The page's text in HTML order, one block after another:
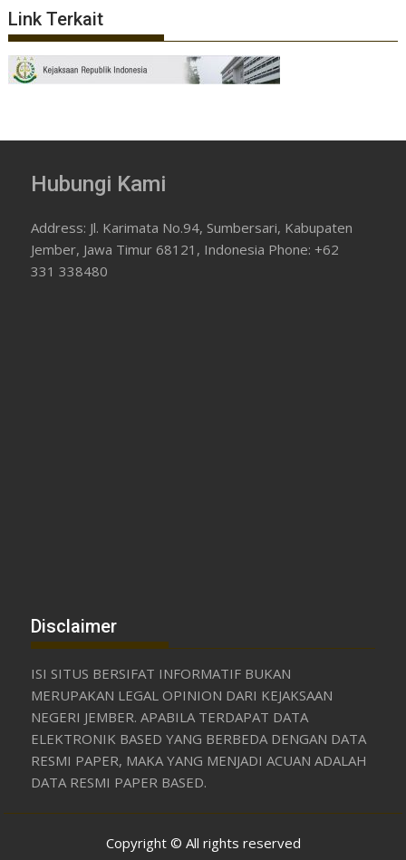
Link Terkait
Hubungi Kami
Address: Jl. Karimata No.94, Sumbersari, Kabupaten
Jember, Jawa Timur 68121, Indonesia Phone: +62
331 338480
Disclaimer
ISI SITUS BERSIFAT INFORMATIF BUKAN
MERUPAKAN LEGAL OPINION DARI KEJAKSAAN
NEGERI JEMBER. APABILA TERDAPAT DATA
ELEKTRONIK BASED YANG BERBEDA DENGAN DATA
RESMI PAPER, MAKA YANG MENJADI ACUAN ADALAH
DATA RESMI PAPER BASED.
Copyright © All rights reserved